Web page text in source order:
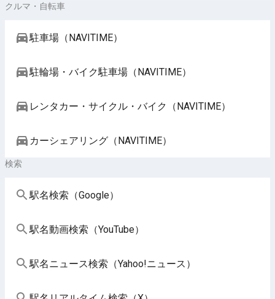
クルマ・自転車
駐車場（NAVITIME）
駐輪場・バイク駐車場（NAVITIME）
レンタカー・サイクル・バイク（NAVITIME）
カーシェアリング（NAVITIME）
検索
駅名検索（Google）
駅名動画検索（YouTube）
駅名ニュース検索（Yahoo!ニュース）